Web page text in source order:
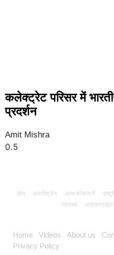
कलेक्ट्रेट परिसर में
प्रदर्शन
Amit Mishra
होम अंतर्राष्ट्रीय आज फोकस में
स्वास्थ्य
लाइफस्टाइल
Home Videos About us
Privacy Policy